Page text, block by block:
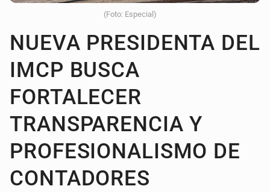
(Foto: Especial)
NUEVA PRESIDENTA DEL
IMCP BUSCA
FORTALECER
TRANSPARENCIA Y
PROFESIONALISMO DE
CONTADORES